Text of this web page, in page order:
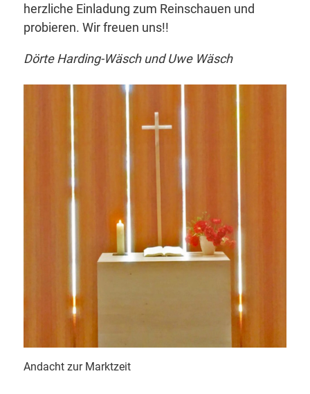
herzliche Einladung zum Reinschauen und
probieren. Wir freuen uns!!
Dörte Harding-Wäsch und Uwe Wäsch
Andacht zur Marktzeit